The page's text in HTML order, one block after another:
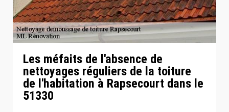
Les méfaits de l'absence de
nettoyages réguliers de la toiture
de l'habitation à Rapsecourt dans le
51330